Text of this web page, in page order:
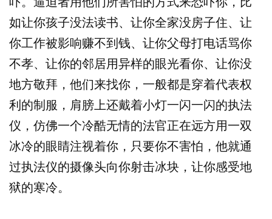
如让你孩子没法读书、让你全家没房子住、让
你工作被影响赚不到钱、让你父母打电话骂你
不孝、让你的邻居用异样的眼光看你、让你没
地方敬拜，他们来找你，一般都是穿着代表权
利的制服，肩膀上还戴着小灯一闪一闪的执法
仪，仿佛一个冷酷无情的法官正在远方用一双
冰冷的眼睛注视着你，只要你不害怕，他就通
过执法仪的摄像头向你射击冰块，让你感受地
狱的寒冷。